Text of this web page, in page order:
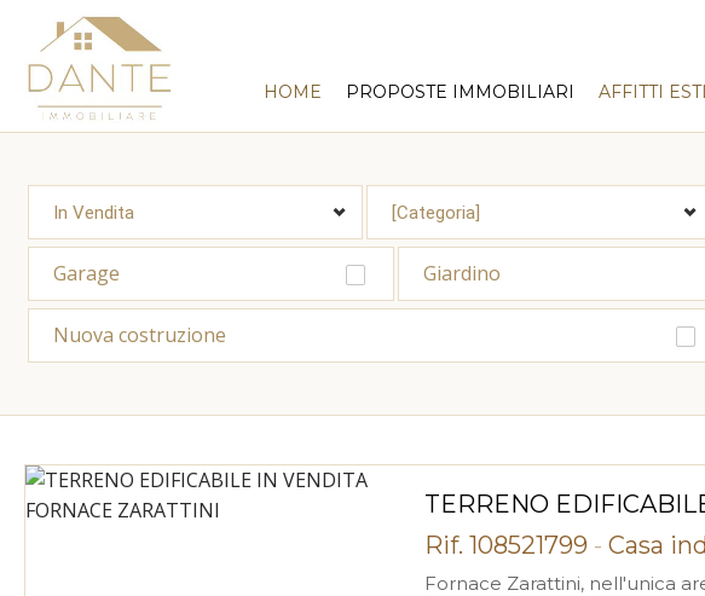
HOME PROPOSTE IMMOBILIARI AFFITTI
Garage Giardino
Nuova costruzione
TERRENO
Rif. 108521799 - Casa
Fornace Zarattini, nell'unica